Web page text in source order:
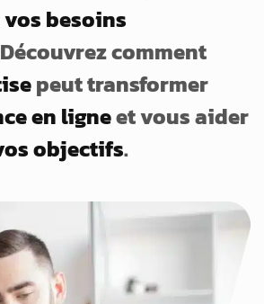
vos besoins
comment
peut transformer
en ligneet vous aider
objectifs.